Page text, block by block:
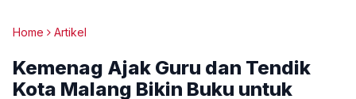
Home Artikel
Kemenag Ajak Guru dan Tendik
Kota Malang Bikin Buku untuk